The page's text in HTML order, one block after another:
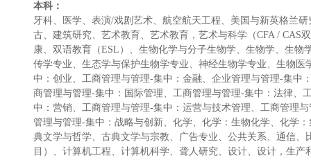
本科：
牙科、医学、表演/戏剧艺术、航空航天工程、美国与新英格兰
古、建筑研究、艺术教育、艺术教育，艺术与科学（CFA / CAS
康、双语教育（ESL）、生物化学与分子生物学、生物学、生
传学专业、生态学与保护生物学专业、神经生物学专业、生物
中：创业、工商管理与管理-集中：金融、企业管理与管理-集中
商管理与管理-集中：国际管理、工商管理与管理-集中：法律、
中：营销、工商管理与管理-集中：运营与技术管理、工商管理
管理与管理-集中：战略与创新、化学、化学：生物化学、化学
典文学与哲学、古典文学与宗教、广告专业、公共关系、通信
目）、计算机工程、计算机科学、聋人研究、设计、设计，生